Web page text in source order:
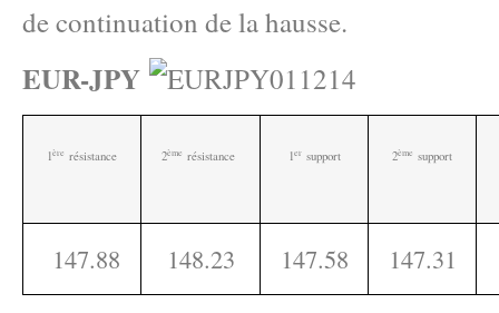
de continuation de la hausse.
EUR-JPY
1ère résistance 2ème résistance 1ersupport 2ème support
147.88 148.23 147.58 147.31